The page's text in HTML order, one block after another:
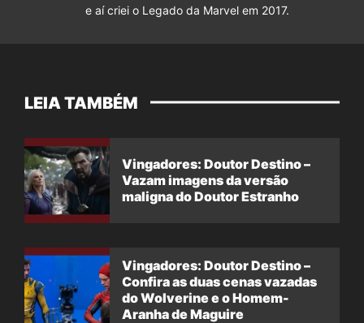
e aí criei o Legado da Marvel em 2017.
LEIA TAMBÉM
Vingadores: Doutor Destino –
Vazam imagens da versão
maligna do Doutor Estranho
Vingadores: Doutor Destino –
Confira as duas cenas vazadas
do Wolverine e o Homem-
Aranha de Maguire